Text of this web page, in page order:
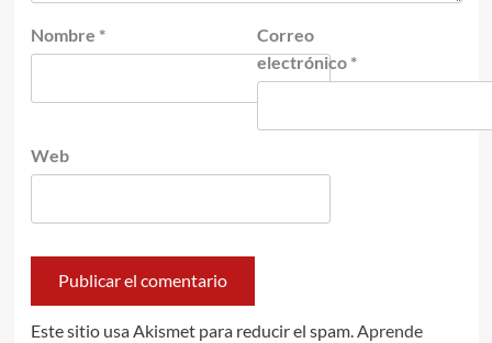
Nombre *
Correo
electrónico *
Web
Este sitio usa Akismet para reducir el spam. Aprende